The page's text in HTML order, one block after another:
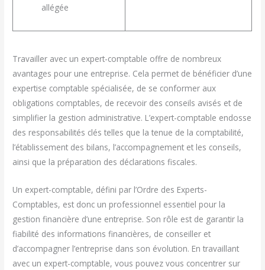
allégée
Travailler avec un expert-comptable offre de nombreux
avantages pour une entreprise. Cela permet de bénéficier d’une
expertise comptable spécialisée, de se conformer aux
obligations comptables, de recevoir des conseils avisés et de
simplifier la gestion administrative. L’expert-comptable endosse
des responsabilités clés telles que la tenue de la comptabilité,
l’établissement des bilans, l’accompagnement et les conseils,
ainsi que la préparation des déclarations fiscales.
Un expert-comptable, défini par l’Ordre des Experts-
Comptables, est donc un professionnel essentiel pour la
gestion financière d’une entreprise. Son rôle est de garantir la
fiabilité des informations financières, de conseiller et
d’accompagner l’entreprise dans son évolution. En travaillant
avec un expert-comptable, vous pouvez vous concentrer sur